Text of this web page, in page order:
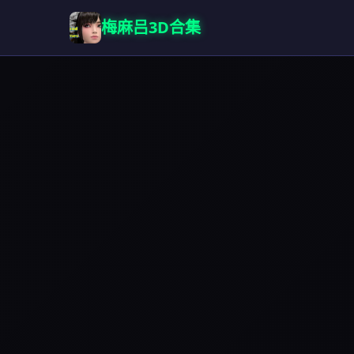
梅麻吕3D合集